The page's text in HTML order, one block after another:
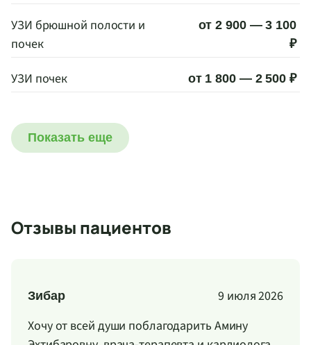
УЗИ брюшной полости и
почек
от 2 900 — 3 100
₽
УЗИ почек от 1 800 — 2 500 ₽
Показать еще
Отзывы пациентов
Зибар
9 июля 2026
Хочу от всей души поблагодарить Амину